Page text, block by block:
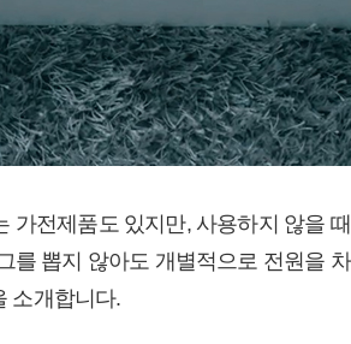
가전제품도 있지만, 사용하지 않을
를 뽑지 않아도 개별적으로 전원을
소개합니다.